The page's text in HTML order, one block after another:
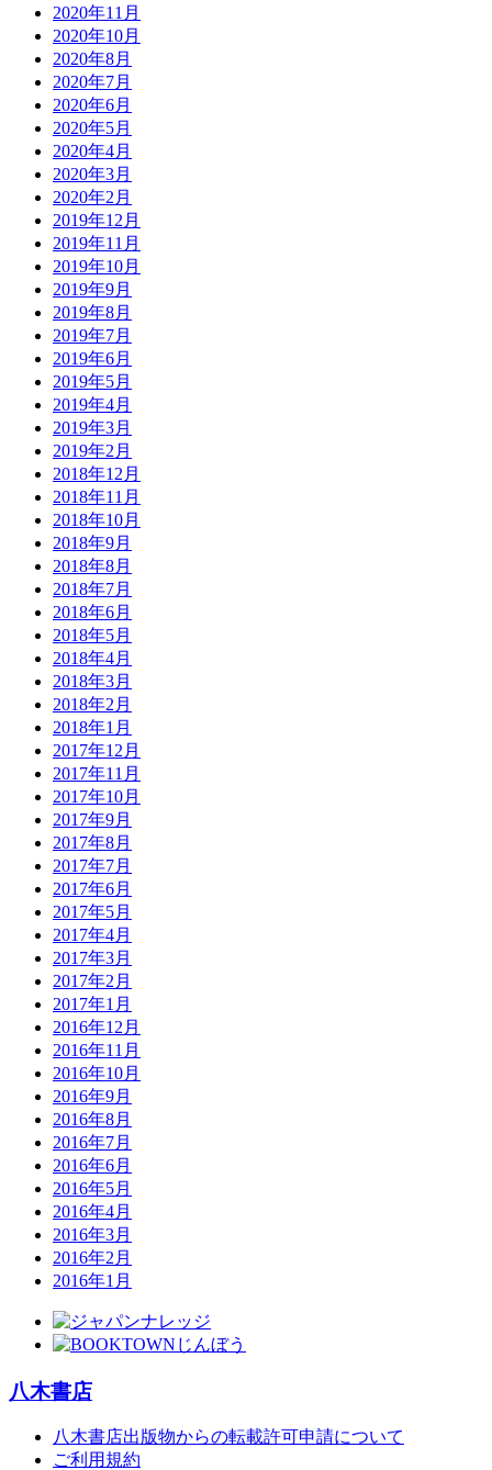
2020年11月
2020年10月
2020年8月
2020年7月
2020年6月
2020年5月
2020年4月
2020年3月
2020年2月
2019年12月
2019年11月
2019年10月
2019年9月
2019年8月
2019年7月
2019年6月
2019年5月
2019年4月
2019年3月
2019年2月
2018年12月
2018年11月
2018年10月
2018年9月
2018年8月
2018年7月
2018年6月
2018年5月
2018年4月
2018年3月
2018年2月
2018年1月
2017年12月
2017年11月
2017年10月
2017年9月
2017年8月
2017年7月
2017年6月
2017年5月
2017年4月
2017年3月
2017年2月
2017年1月
2016年12月
2016年11月
2016年10月
2016年9月
2016年8月
2016年7月
2016年6月
2016年5月
2016年4月
2016年3月
2016年2月
2016年1月
八木書店
八木書店出版物からの転載許可申請について
ご利用規約